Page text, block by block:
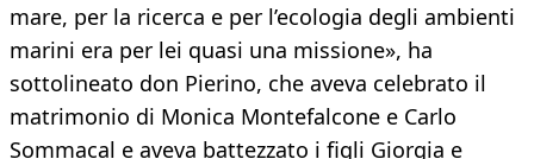
mare, per la ricerca e per l’ecologia degli ambienti
marini era per lei quasi una missione», ha
sottolineato don Pierino, che aveva celebrato il
matrimonio di Monica Montefalcone e Carlo
Sommacal e aveva battezzato i figli Giorgia e